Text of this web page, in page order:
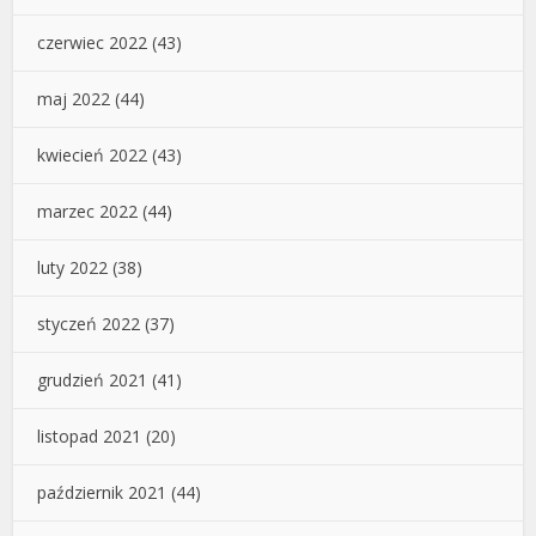
czerwiec 2022 (43)
maj 2022 (44)
kwiecień 2022 (43)
marzec 2022 (44)
luty 2022 (38)
styczeń 2022 (37)
grudzień 2021 (41)
listopad 2021 (20)
październik 2021 (44)